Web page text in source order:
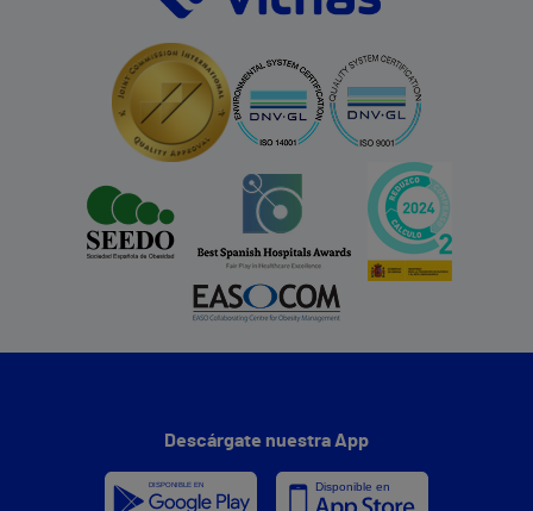
Descárgate nuestra App